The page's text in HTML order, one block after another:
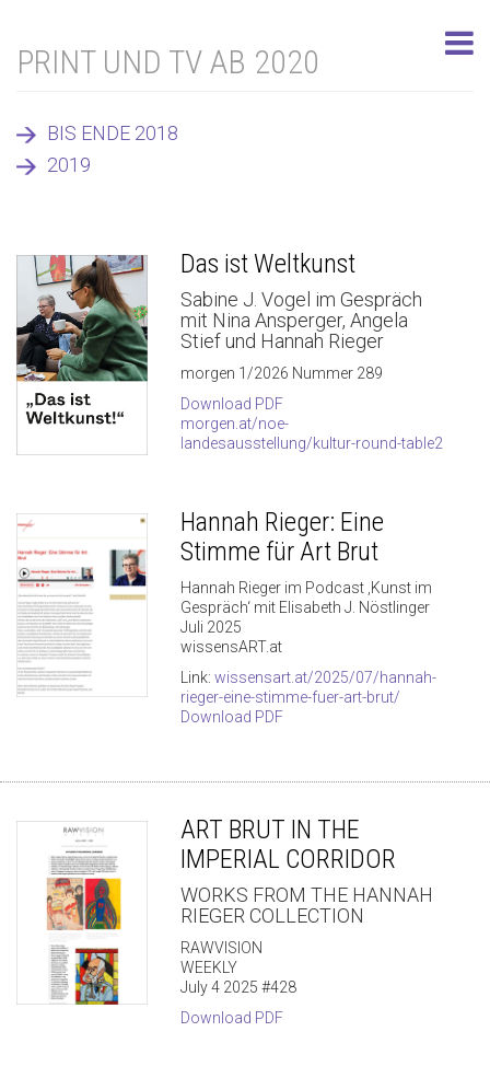
PRINT UND TV AB 2020
BIS ENDE 2018
2019
Das ist Weltkunst
Sabine J. Vogel im Gespräch
mit Nina Ansperger, Angela
Stief und Hannah Rieger
morgen 1/2026 Nummer 289
Download PDF
morgen.at/noe-
landesausstellung/kultur-round-table2
Hannah Rieger: Eine
Stimme für Art Brut
Hannah Rieger im Podcast ‚Kunst im
Gespräch‘ mit Elisabeth J. Nöstlinger
Juli 2025
wissensART.at
Link: wissensart.at/2025/07/hannah-
rieger-eine-stimme-fuer-art-brut/
Download PDF
ART BRUT IN THE
IMPERIAL CORRIDOR
WORKS FROM THE HANNAH
RIEGER COLLECTION
RAWVISION
WEEKLY
July 4 2025 #428
Download PDF